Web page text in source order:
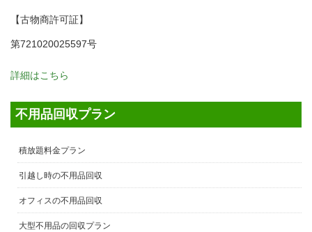
【古物商許可証】
第721020025597号
詳細はこちら
不用品回収プラン
積放題料金プラン
引越し時の不用品回収
オフィスの不用品回収
大型不用品の回収プラン